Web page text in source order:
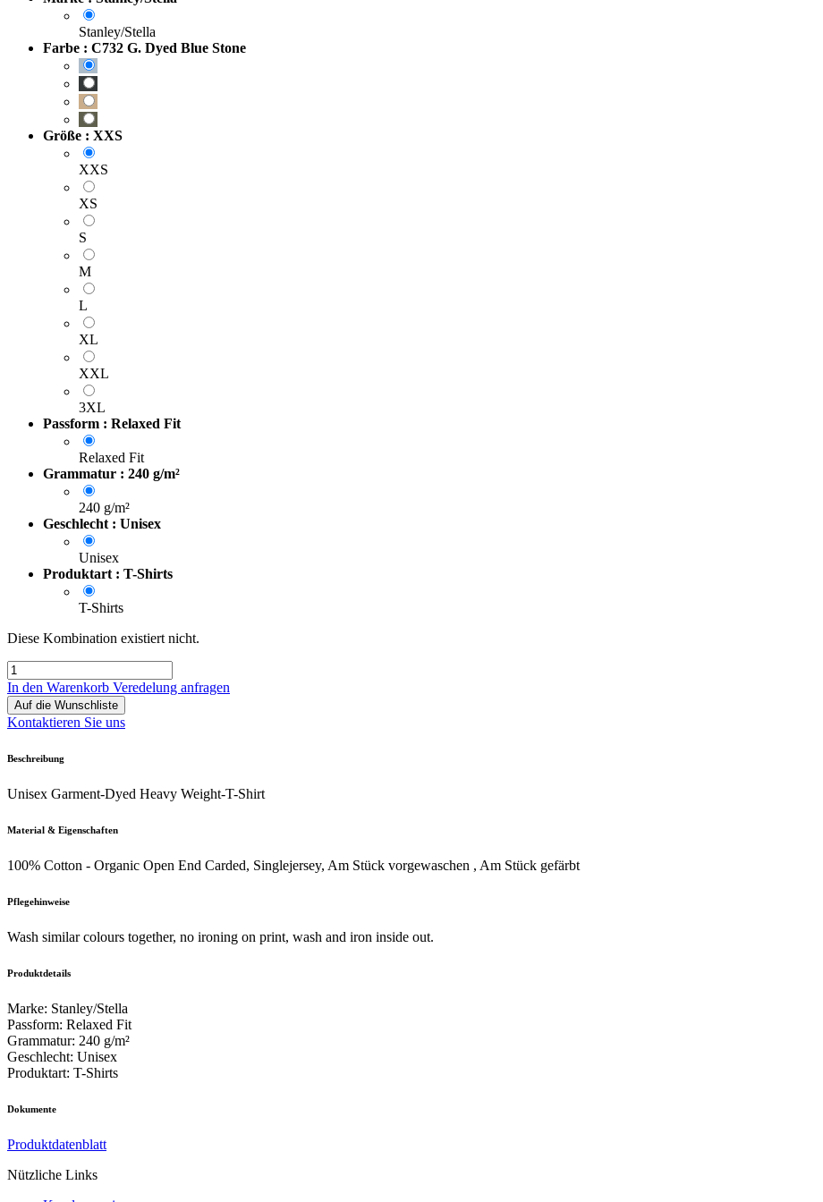
Stanley/Stella
Farbe : C732 G. Dyed Blue Stone
Größe : XXS
XXS
XS
S
M
L
XL
XXL
3XL
Passform : Relaxed Fit
Relaxed Fit
Grammatur : 240 g/m²
240 g/m²
Geschlecht : Unisex
Unisex
Produktart : T-Shirts
T-Shirts
Diese Kombination existiert nicht.
In den Warenkorb Veredelung anfragen
Auf die Wunschliste
Kontaktieren Sie uns
Beschreibung
Unisex Garment-Dyed Heavy Weight-T-Shirt
Material & Eigenschaften
100% Cotton - Organic Open End Carded, Singlejersey, Am Stück vorgewaschen , Am Stück gefärbt
Pflegehinweise
Wash similar colours together, no ironing on print, wash and iron inside out.
Produktdetails
Marke: Stanley/Stella
Passform: Relaxed Fit
Grammatur: 240 g/m²
Geschlecht: Unisex
Produktart: T-Shirts
Dokumente
Produktdatenblatt
Nützliche Links